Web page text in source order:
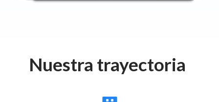
Nuestra trayectoria